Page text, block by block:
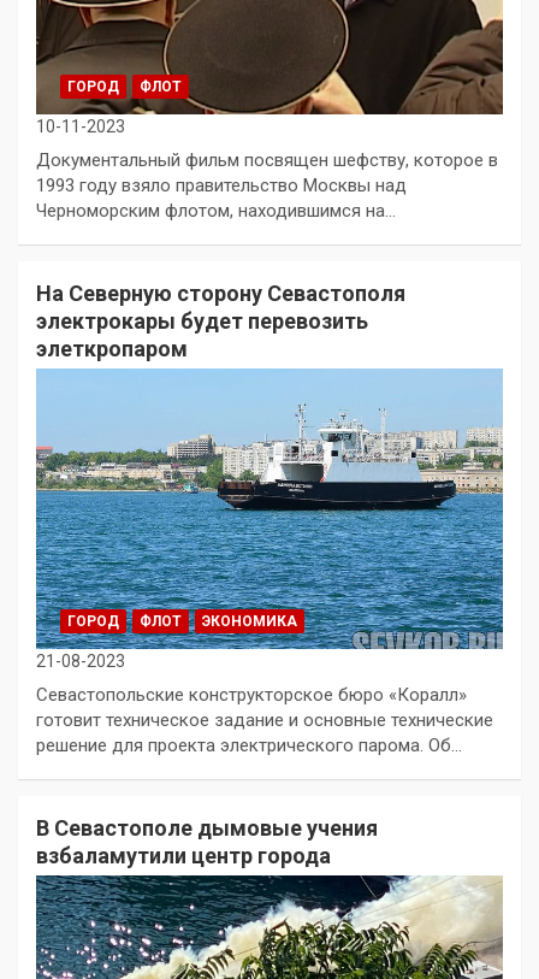
ГОРОД ФЛОТ
10-11-2023
Документальный фильм посвящен шефству, которое в
1993 году взяло правительство Москвы над
Черноморским флотом, находившимся на…
На Северную сторону Севастополя
электрокары будет перевозить
элеткропаром
ГОРОД ФЛОТ ЭКОНОМИКА
21-08-2023
Севастопольские конструкторское бюро «Коралл»
готовит техническое задание и основные технические
решение для проекта электрического парома. Об…
В Севастополе дымовые учения
взбаламутили центр города